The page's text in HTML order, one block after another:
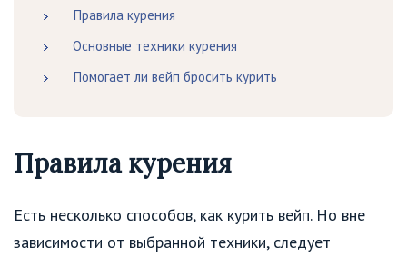
Правила курения
Основные техники курения
Помогает ли вейп бросить курить
Правила курения
Есть несколько способов, как курить вейп. Но вне
зависимости от выбранной техники, следует